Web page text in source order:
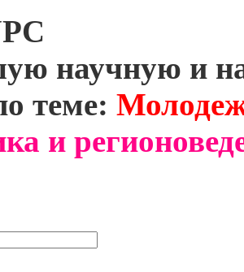
научную и
теме:
и